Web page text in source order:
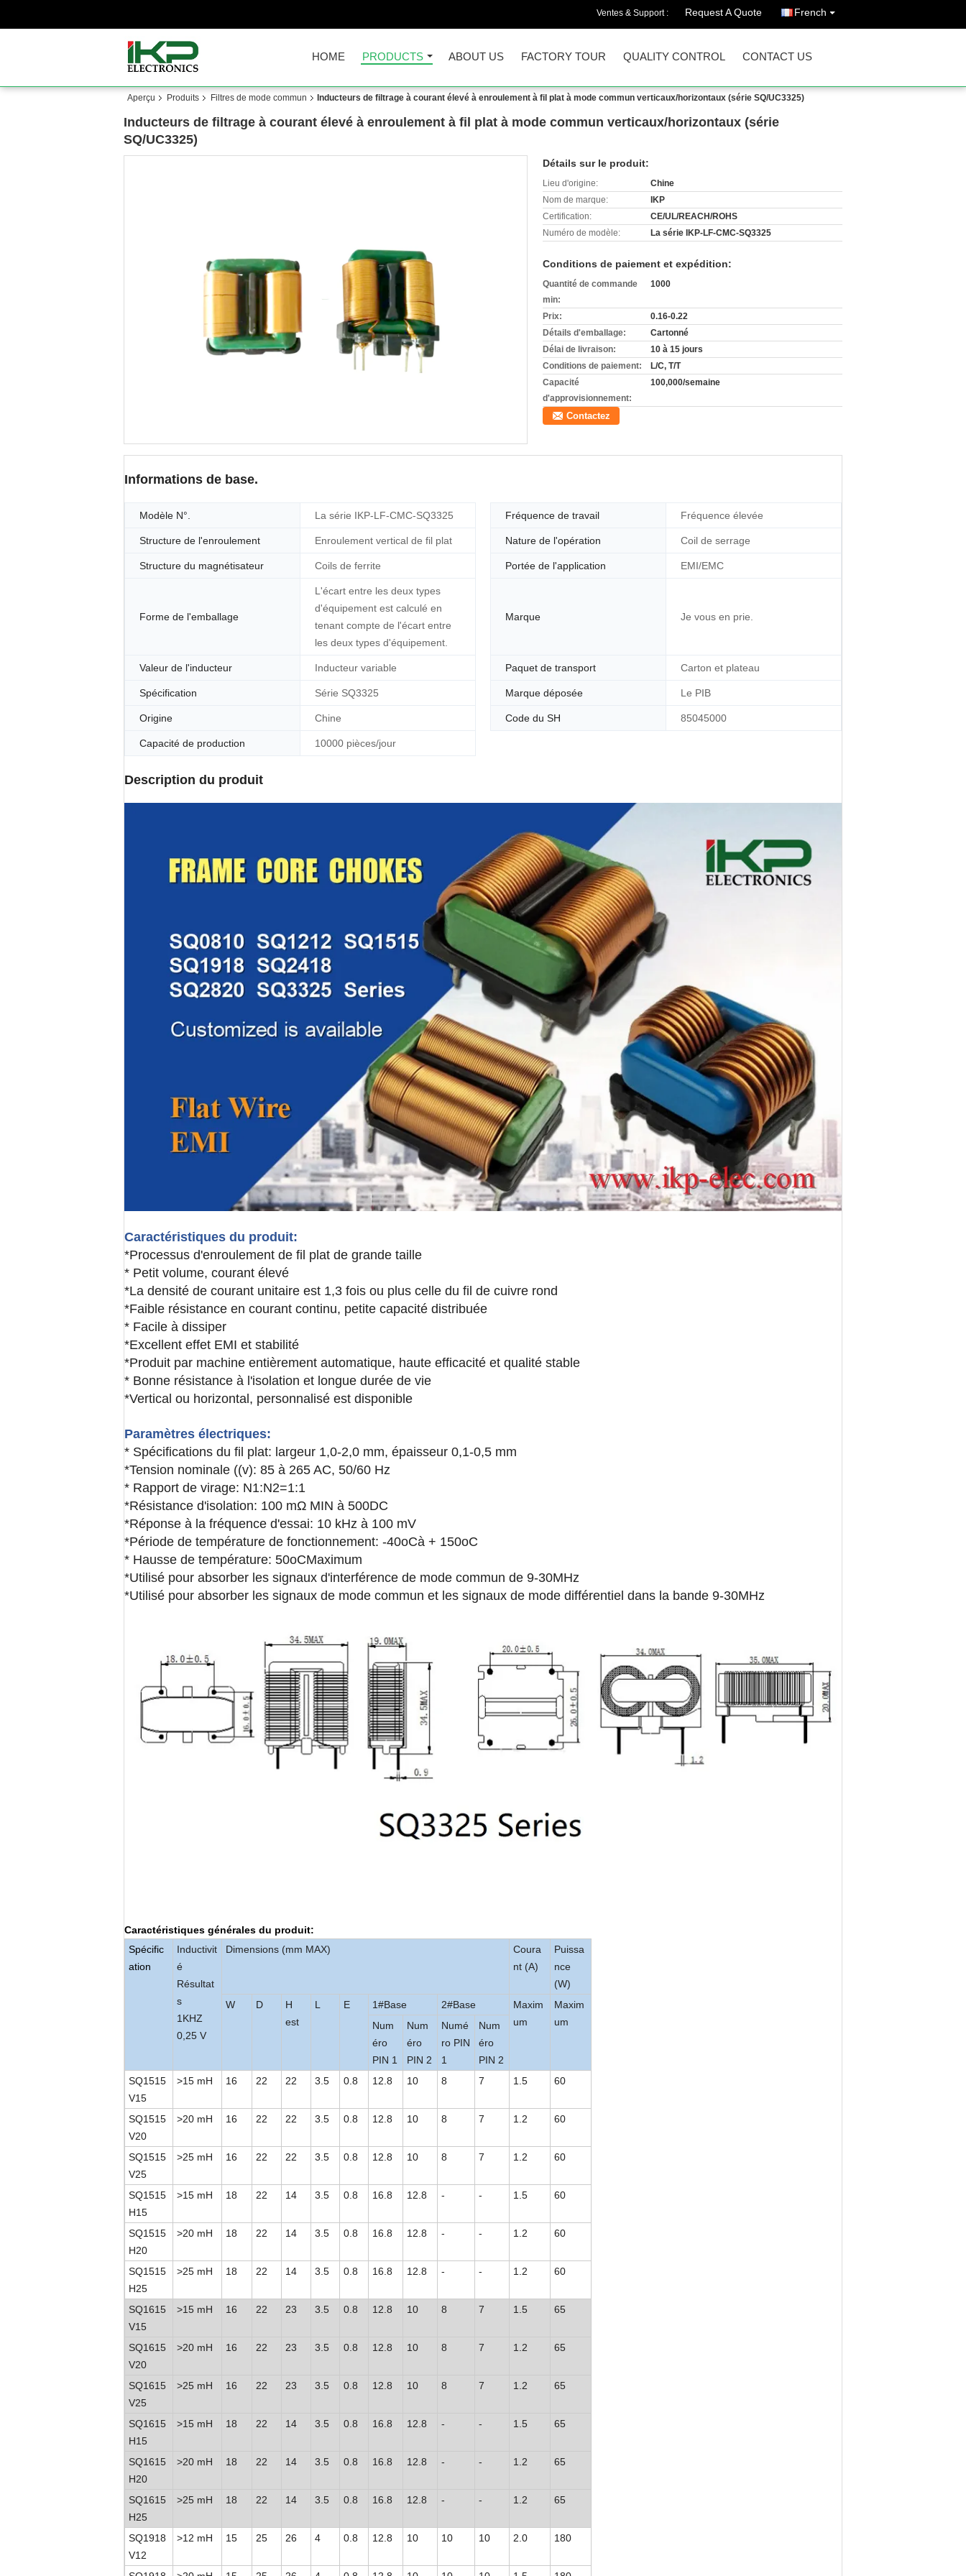
Ventes & Support : Request A Quote French
HOME PRODUCTS ABOUT US FACTORY TOUR QUALITY CONTROL CONTACT US
Aperçu Produits Filtres de mode commun Inducteurs de filtrage à courant élevé à enroulement à fil plat à mode commun verticaux/horizontaux (série SQ/UC3325)
Inducteurs de filtrage à courant élevé à enroulement à fil plat à mode commun verticaux/horizontaux (série
SQ/UC3325)
Détails sur le produit:
Lieu d'origine:
Chine
Nom de marque:
IKP
Certification:
CE/UL/REACH/ROHS
Numéro de modèle:
La série IKP-LF-CMC-SQ3325
Conditions de paiement et expédition:
Quantité de commande
min:
1000
Prix:
0.16-0.22
Détails d'emballage:
Cartonné
Délai de livraison:
10 à 15 jours
Conditions de paiement:
L/C, T/T
Capacité
d'approvisionnement:
100,000/semaine
Contactez
Informations de base.
Modèle N°. La série IKP-LF-CMC-SQ3325 Fréquence de travail Fréquence élevée
Structure de l'enroulement Enroulement vertical de fil plat Nature de l'opération Coil de serrage
Structure du magnétisateur Coils de ferrite Portée de l'application EMI/EMC
Forme de l'emballage
L'écart entre les deux types
d'équipement est calculé en
tenant compte de l'écart entre
les deux types d'équipement.
Marque Je vous en prie.
Valeur de l'inducteur Inducteur variable Paquet de transport Carton et plateau
Spécification Série SQ3325 Marque déposée Le PIB
Origine Chine Code du SH 85045000
Capacité de production 10000 pièces/jour
Description du produit
Caractéristiques du produit:
*Processus d'enroulement de fil plat de grande taille
* Petit volume, courant élevé
*La densité de courant unitaire est 1,3 fois ou plus celle du fil de cuivre rond
*Faible résistance en courant continu, petite capacité distribuée
* Facile à dissiper
*Excellent effet EMI et stabilité
*Produit par machine entièrement automatique, haute efficacité et qualité stable
* Bonne résistance à l'isolation et longue durée de vie
*Vertical ou horizontal, personnalisé est disponible
Paramètres électriques:
* Spécifications du fil plat: largeur 1,0-2,0 mm, épaisseur 0,1-0,5 mm
*Tension nominale ((v): 85 à 265 AC, 50/60 Hz
* Rapport de virage: N1:N2=1:1
*Résistance d'isolation: 100 mΩ MIN à 500DC
*Réponse à la fréquence d'essai: 10 kHz à 100 mV
*Période de température de fonctionnement: -40oCà + 150oC
* Hausse de température: 50oCMaximum
*Utilisé pour absorber les signaux d'interférence de mode commun de 9-30MHz
*Utilisé pour absorber les signaux de mode commun et les signaux de mode différentiel dans la bande 9-30MHz
Caractéristiques générales du produit:
Spécific
ation
Inductivit
é
Résultat
s
1KHZ
0,25 V
Dimensions (mm MAX)
Coura
nt (A)
Puissa
nce
(W)
W
D
H
est
L E 1#Base 2#Base
Maxim
um
Maxim
um
Num
éro
PIN 1
Num
éro
PIN 2
Numé
ro PIN
1
Num
éro
PIN 2
SQ1515
V15
>15 mH 16 22 22 3.5 0.8 12.8 10 8 7 1.5 60
SQ1515
V20
>20 mH 16 22 22 3.5 0.8 12.8 10 8 7 1.2 60
SQ1515
V25
>25 mH 16 22 22 3.5 0.8 12.8 10 8 7 1.2 60
SQ1515
H15
>15 mH 18 22 14 3.5 0.8 16.8 12.8 - - 1.5 60
SQ1515
H20
>20 mH 18 22 14 3.5 0.8 16.8 12.8 - - 1.2 60
SQ1515
H25
>25 mH 18 22 14 3.5 0.8 16.8 12.8 - - 1.2 60
SQ1615
V15
>15 mH 16 22 23 3.5 0.8 12.8 10 8 7 1.5 65
SQ1615
V20
>20 mH 16 22 23 3.5 0.8 12.8 10 8 7 1.2 65
SQ1615
V25
>25 mH 16 22 23 3.5 0.8 12.8 10 8 7 1.2 65
SQ1615
H15
>15 mH 18 22 14 3.5 0.8 16.8 12.8 - - 1.5 65
SQ1615
H20
>20 mH 18 22 14 3.5 0.8 16.8 12.8 - - 1.2 65
SQ1615
H25
>25 mH 18 22 14 3.5 0.8 16.8 12.8 - - 1.2 65
SQ1918
V12
>12 mH 15 25 26 4 0.8 12.8 10 10 10 2.0 180